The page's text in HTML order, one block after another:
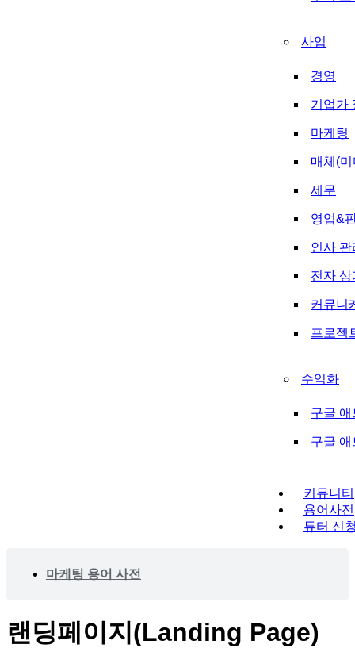
사업
경영
기업가
마케팅
매체(
세무
영업&
인사 관
전자 상
커뮤니
프로젝
수익화
구글 애
구글
커뮤니티
용어사전
튜터 신
마케팅 용어 사전
랜딩페이지(Landing Page)